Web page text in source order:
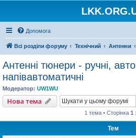
Допомога
Всі розділи форуму Технічний Антенни
Антенні тюнери - ручні,
напівавтоматичні
Модератор: UW1WU
Нова тема
1 тема • Сторінка 1
Тем